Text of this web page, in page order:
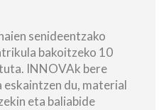
senideentzako
bakoitzeko 10
INNOVAk bere
du, material
eta baliabide